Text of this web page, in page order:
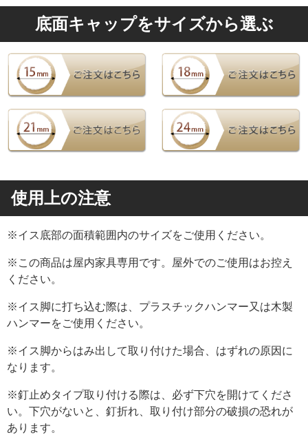
底面キャップをサイズから選ぶ
使用上の注意
※イス底部の面積範囲内のサイズをご使用ください。
※この商品は屋内家具専用です。屋外でのご使用はお控え
ください。
※イス脚に打ち込む際は、プラスチックハンマー又は木製
ハンマーをご使用ください。
※イス脚からはみ出して取り付けた場合、はずれの原因に
なります。
※釘止めタイプ取り付ける際は、必ず下穴を開けてくださ
い。下穴がないと、釘折れ、取り付け部分の破損の恐れが
あります。